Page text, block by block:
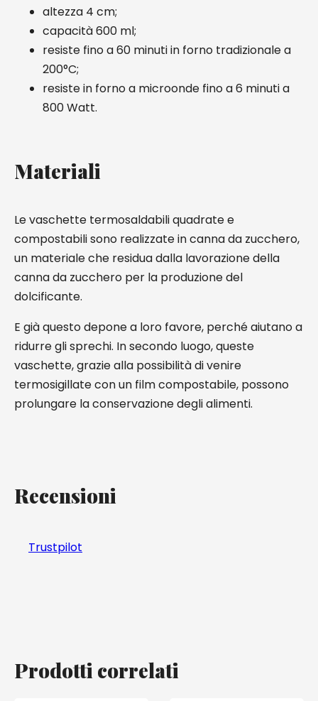
altezza 4 cm;
capacità 600 ml;
resiste fino a 60 minuti in forno tradizionale a
200°C;
resiste in forno a microonde fino a 6 minuti a
800 Watt.
Materiali
Le vaschette termosaldabili quadrate e
compostabili sono realizzate in canna da zucchero,
un materiale che residua dalla lavorazione della
canna da zucchero per la produzione del
dolcificante.
E già questo depone a loro favore, perché aiutano a
ridurre gli sprechi. In secondo luogo, queste
vaschette, grazie alla possibilità di venire
termosigillate con un film compostabile, possono
prolungare la conservazione degli alimenti.
Recensioni
Trustpilot
Prodotti correlati